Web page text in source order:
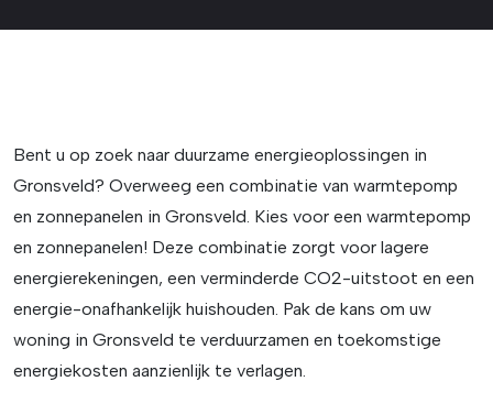
Bent u op zoek naar duurzame energieoplossingen in
Gronsveld? Overweeg een combinatie van warmtepomp
en zonnepanelen in Gronsveld. Kies voor een warmtepomp
en zonnepanelen! Deze combinatie zorgt voor lagere
energierekeningen, een verminderde CO2-uitstoot en een
energie-onafhankelijk huishouden. Pak de kans om uw
woning in Gronsveld te verduurzamen en toekomstige
energiekosten aanzienlijk te verlagen.